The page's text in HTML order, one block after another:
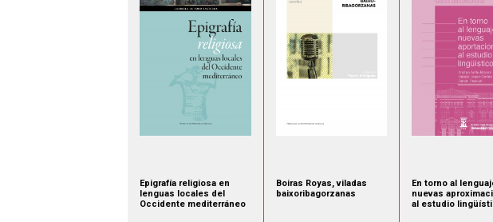
Epigrafía religiosa en
lenguas locales del
Occidente mediterráneo
Boiras Royas, viladas
baixoribagorzanas
En torno al
nuevas
al estudio